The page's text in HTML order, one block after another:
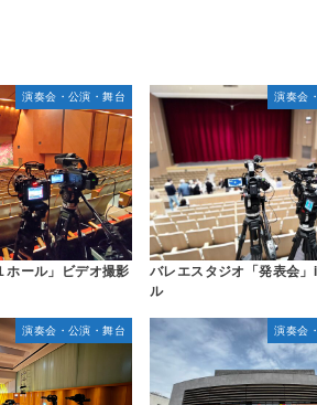
演奏会・公演・舞台
ホール」ビデオ撮影
演奏会
バレエスタジオ「発表会
ル
演奏会・公演・舞台 演奏会